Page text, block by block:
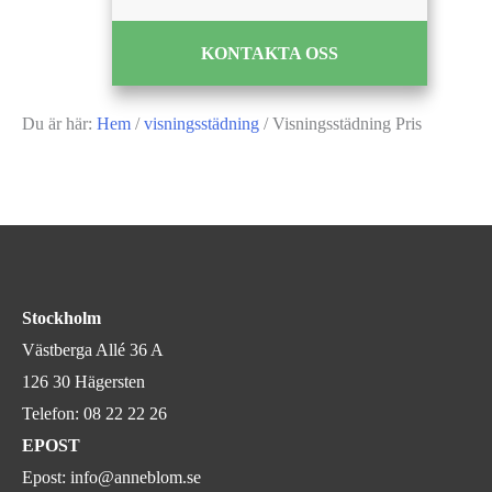
KONTAKTA OSS
Du är här: Hem /visningsstädning /Visningsstädning Pris
Stockholm
Västberga Allé 36 A
126 30 Hägersten
Telefon: 08 22 22 26
EPOST
Epost: info@anneblom.se